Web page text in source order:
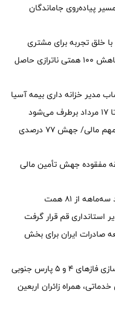
پیاده‌روی جاماندگان
با خلق تجربه برای مشتری
نماینده مردم خلخال و کوثر در مجلس: کاهش ۱۰۰ همتی ناترازی حاصل
مدیر خزانه داری بیمه آسیا
جایگاه نخست بانك ملت در 10 شاخص مهم مالی/ جهش 77 درصدی
مفقوده جهش تأمین مالی
استانداری قم قرار گرفت
صادرات ایران برای بخش
و ۵ پارس جنوبی
همراه زائران اربعین